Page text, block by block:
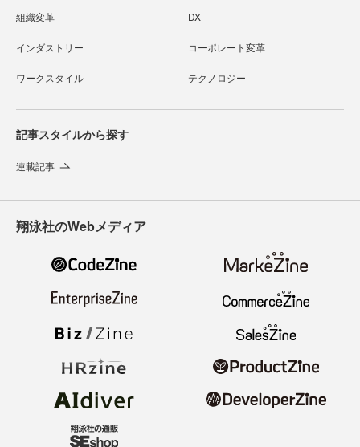
組織変革 DX
インダストリー コーポレート変革
ワークスタイル テクノロジー
記事スタイルから探す
連載記事
翔泳社のWebメディア